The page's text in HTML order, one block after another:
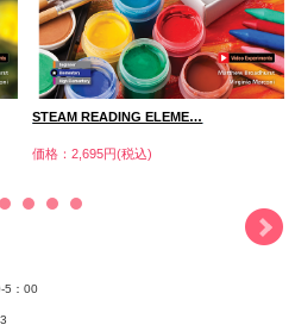
STEAM READING ELEME…
価格：2,695円(税込)
5：00